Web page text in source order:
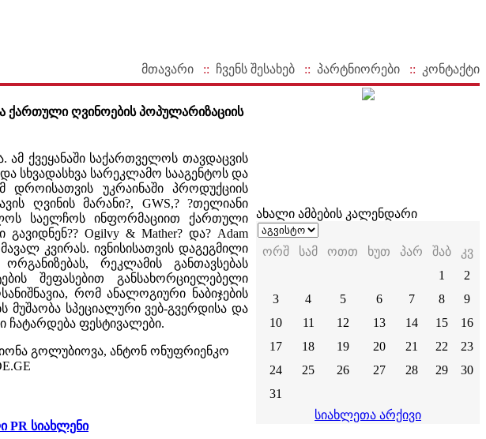
მთავარი :: ჩვენს შესახებ :: პარტნიორები :: კონტაქტი
ქართული ღვინოების პოპულარიზაციის
ამ ქვეყანაში საქართველოს თავდაცვის
სხვადასხვა სარეკლამო სააგენტოს და
დროისათვის უკრაინაში პროდუქციის
ღვინის მარანი?, GWS,? ?თელიანი
საელჩოს ინფორმაციით ქართული
Ogilvy & Mather? და? Adam
კვირას. ივნისისათვის დაგეგმილი
რეკლამის განთავსებას
შეფასებით განსახორციელებელი
რომ ანალოგიური ნაბიჯების
მუშაობა სპეციალური ვებ-გვერდისა და
ჩატარდება ფესტივალები.
გოლუბიოვა, ანტონ ონუფრიენკო
PR სიახლენი
ახალი ამბების კალენდარი
ორშ სამ ოთთ ხუთ პარ შაბ
კვ
1
2
3
4 5 6 7 8
9
10
11 12 13 14 15
16
17
18 19 20 21 22
23
24
25 26 27 28 29
30
31
სიახლეთა არქივი